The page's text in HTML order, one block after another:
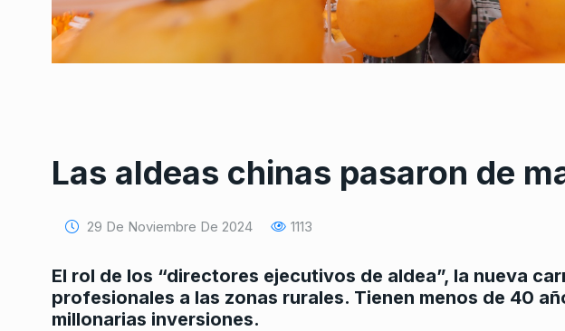
Las aldeas chinas pasaron de
29 De Noviembre De 2024 1113
El rol de los “directores ejecutivos de aldea”, la nueva
profesionales a las zonas rurales. Tienen menos de 40
millonarias inversiones.
Tognetti, Sztulwark, Horowicz y
SIEMPRE ES HOY
27 De Noviembre De
2024